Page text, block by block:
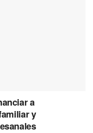
a
y